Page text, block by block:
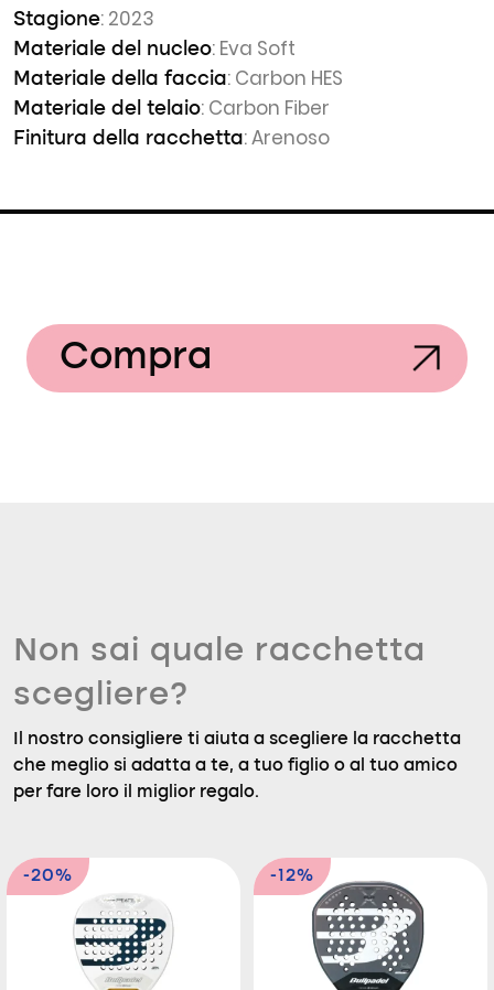
Stagione: 2023
Materiale del nucleo: Eva Soft
Materiale della faccia: Carbon HES
Materiale del telaio: Carbon Fiber
Finitura della racchetta: Arenoso
Compra
Non sai quale racchetta
scegliere?
Il nostro consigliere ti aiuta a scegliere la racchetta
che meglio si adatta a te, a tuo figlio o al tuo amico
per fare loro il miglior regalo.
-20% -12%